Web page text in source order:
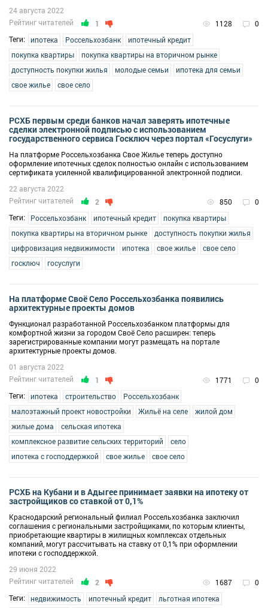
Рейтинг читателей 1 1128 0
24 августа 2022
Теги: ипотека Россельхозбанк
ипотечный кредит
покупка квартиры
покупка квартиры на вторичном рынке
доступность покупки жилья
молодые семьи
ипотека для семьи
свое жилье
свое село
РСХБ первым среди банков начал заверять ипотечные
сделки электронной подписью c использованием
государственного сервиса Госключ через портал «Госуслуги»
На платформе Россельхозбанка Свое Жилье теперь доступно
оформление ипотечных сделок полностью онлайн с использованием
сертификата усиленной квалифицированной электронной подписи.
Рейтинг читателей 2 850 0
22 августа 2022
Теги: Россельхозбанк ипотечный кредит
покупка квартиры
покупка квартиры на вторичном рынке
доступность покупки жилья
цифровизация недвижимости
ипотека свое жилье
свое село
госключ
госуслуги
На платформе Своё Село Россельхозбанка появились
архитектурные проекты домов
Функционал разработанной Россельхозбанком платформы для
комфортной жизни за городом Своё Село расширен: теперь
зарегистрированные компании могут размещать на портале
архитектурные проекты домов.
Рейтинг читателей 1 1771 0
01 августа 2022
Теги: ипотека строительство
Россельхозбанк
малоэтажный проект новостройки
Жильё на селе
жилой дом
жилые дома
сельская ипотека
комплексное развитие сельских территорий
село
ипотека с господдержкой
свое жилье свое село
РСХБ на Кубани и в Адыгее принимает заявки на ипотеку от
застройщиков со ставкой от 0,1%
Краснодарский региональный филиал Россельхозбанка заключил
соглашения с региональными застройщиками, по которым клиенты,
приобретающие квартиры в жилищных комплексах отдельных
компаний, могут рассчитывать на ставку от 0,1% при оформлении
ипотеки с господдержкой.
Рейтинг читателей 2 1687 0
29 июня 2022
Теги: недвижимость ипотечный кредит льготная ипотека